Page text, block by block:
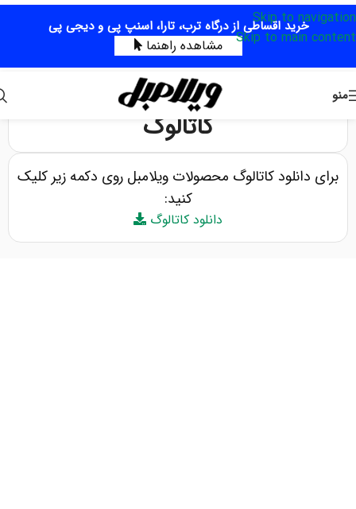
Skip to navigation
Skip to main content
خرید اقساطی از درگاه ترب، تارا، اسنپ پی و دیجی پی
مشاهده راهنما
منو
کاتالوگ
برای دانلود کاتالوگ محصولات ویلامبل روی دکمه زیر کلیک
کنید:
دانلود کاتالوگ